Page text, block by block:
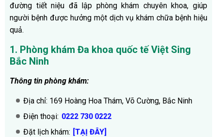
đường tiết niệu đã lập phòng khám chuyên khoa, giúp
người bệnh được hưởng một dịch vụ khám chữa bệnh hiệu
quả.
1. Phòng khám Đa khoa quốc tế Việt Sing
Bắc Ninh
Thông tin phòng khám:
Địa chỉ: 169 Hoàng Hoa Thám, Võ Cường, Bắc Ninh
Điện thoại: 0222 730 0222
Đặt lịch khám: [TẠỊ ĐÂY]